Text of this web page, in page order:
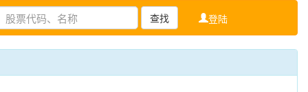
登陆
查找